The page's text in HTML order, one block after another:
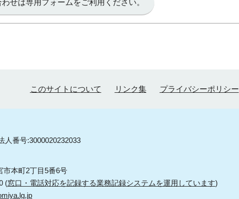
せは専用フォームをご利用ください。
このサイトについて リンク集 プライバシーポリシー
人番号:3000020232033
本町2丁目5番6号
(窓口・電話対応を記録する業務記録システムを運用しています)